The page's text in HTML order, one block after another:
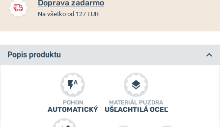
Doprava zadarmo
Na všetko od 127 EUR
Popis produktu
POHON
AUTOMATICKÝ
MATERIÁL PUZDRA
UŠĽACHTILÁ OCEĽ